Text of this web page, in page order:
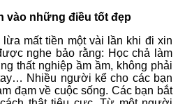
vào những điều tốt đẹp
mất tiền một vài lần khi đi xin
nghe bảo rằng: Học chả làm
thất nghiệp ầm ầm, không phải
Nhiều người kể cho các bạn
đạm về cuộc sống. Các bạn bắt